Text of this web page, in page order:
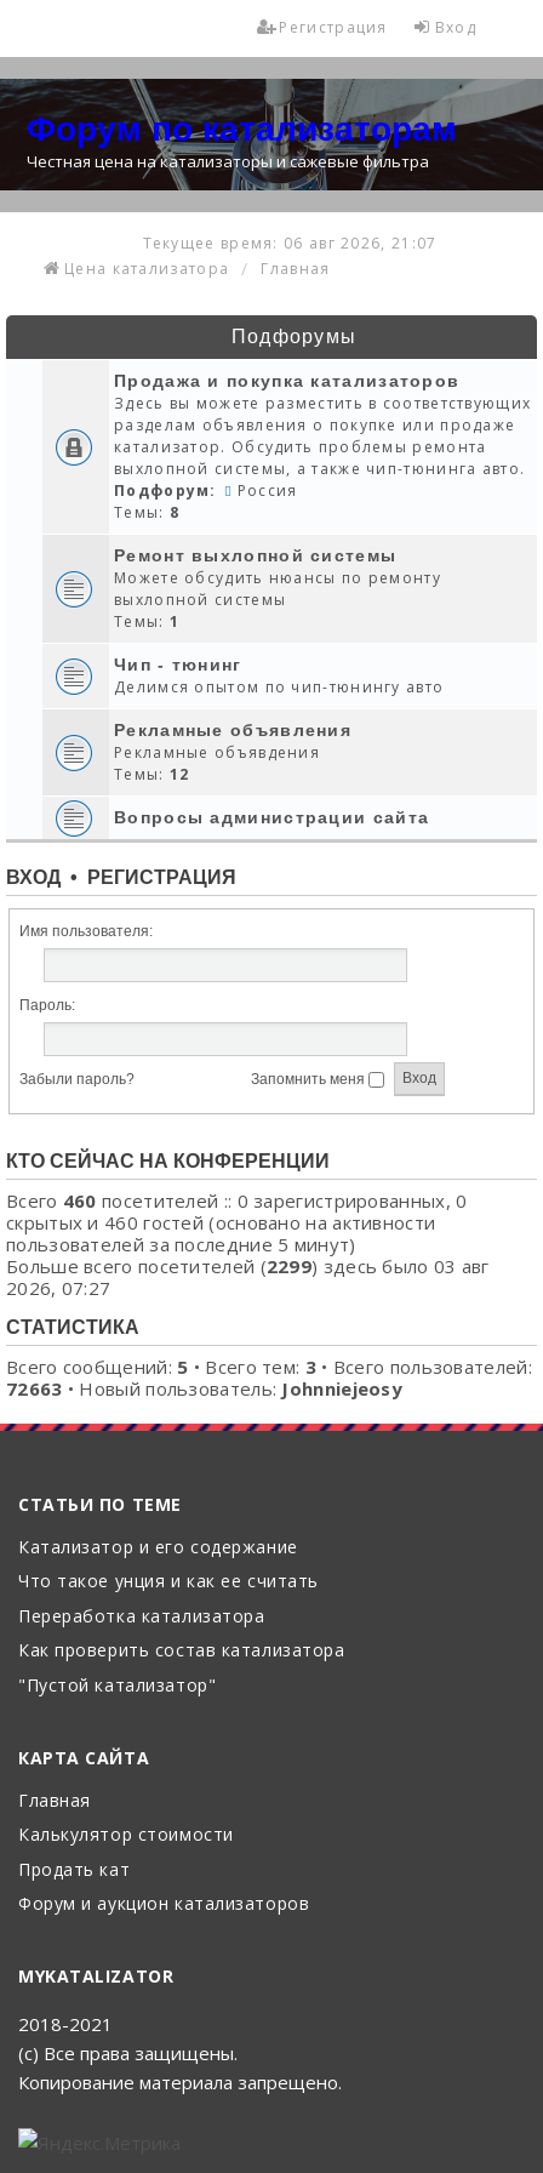
Вход
Регистрация
Форум по катализаторам
Честная цена на катализаторы и сажевые фильтра
Текущее время: 06 авг 2026, 21:07
Цена катализатора
Главная
Подфорумы
Продажа и покупка катализаторов
Здесь вы можете разместить в соответствующих
разделам объявления о покупке или продаже
катализатор. Обсудить проблемы ремонта
выхлопной системы, а также чип-тюнинга авто.
Подфорум:
Россия
Темы: 8
Ремонт выхлопной системы
Можете обсудить нюансы по ремонту
выхлопной системы
Темы: 1
Чип - тюнинг
Делимся опытом по чип-тюнингу авто
Рекламные объявления
Рекламные объявдения
Темы: 12
Вопросы администрации сайта
ВХОД • РЕГИСТРАЦИЯ
Имя пользователя:
Пароль:
Забыли пароль? Запомнить меня
КТО СЕЙЧАС НА КОНФЕРЕНЦИИ
Всего 460 посетителей :: 0 зарегистрированных, 0
скрытых и 460 гостей (основано на активности
пользователей за последние 5 минут)
Больше всего посетителей (2299) здесь было 03 авг
2026, 07:27
СТАТИСТИКА
Всего сообщений: 5 • Всего тем: 3• Всего пользователей:
72663 • Новый пользователь: Johnniejeosy
СТАТЬИ ПО ТЕМЕ
Катализатор и его содержание
Что такое унция и как ее считать
Переработка катализатора
Как проверить состав катализатора
"Пустой катализатор"
КАРТА САЙТА
Главная
Калькулятор стоимости
Продать кат
Форум и аукцион катализаторов
MYKATALIZATOR
2018-2021
(с) Все права защищены.
Копирование материала запрещено.